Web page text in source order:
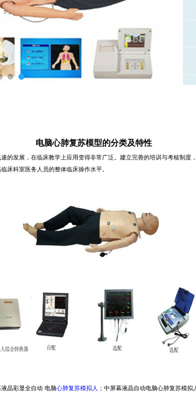
电脑心肺复苏模型的分类及特性
发展，在临床教学上应用变得非常广泛。建立完善的培训与考核制度
床科室医务人员的整体临床操作水平。
晶彩显全自动 电脑心肺复苏模拟人
；中屏幕液晶自动电脑心肺复苏模